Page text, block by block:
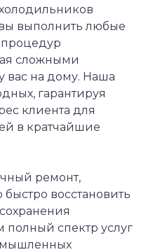
выполнить любые
процедур
сложными
вас на дому. Наша
гарантируя
клиента для
в кратчайшие
ремонт,
восстановить
полный спектр услуг